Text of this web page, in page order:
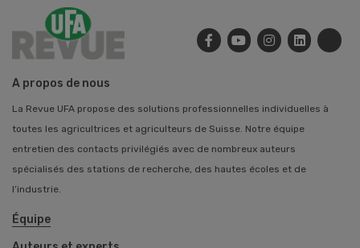
A propos de nous
La Revue UFA propose des solutions professionnelles individuelles à
toutes les agricultrices et agriculteurs de Suisse. Notre équipe
entretien des contacts privilégiés avec de nombreux auteurs
spécialisés des stations de recherche, des hautes écoles et de
l’industrie.
Équipe